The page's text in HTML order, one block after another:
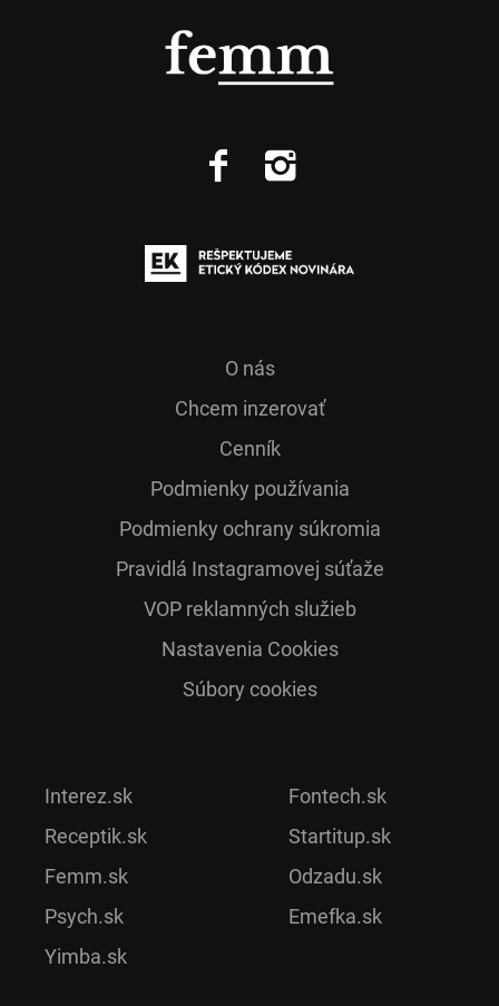
O nás
Chcem inzerovať
Cenník
Podmienky používania
Podmienky ochrany súkromia
Pra­vidlá Ins­ta­gra­mo­vej sú­ťaže
VOP reklamných služieb
Nastavenia Cookies
Súbory cookies
Interez.sk
Receptik.sk
Femm.sk
Psych.sk
Yimba.sk
Fontech.sk
Startitup.sk
Odzadu.sk
Emefka.sk